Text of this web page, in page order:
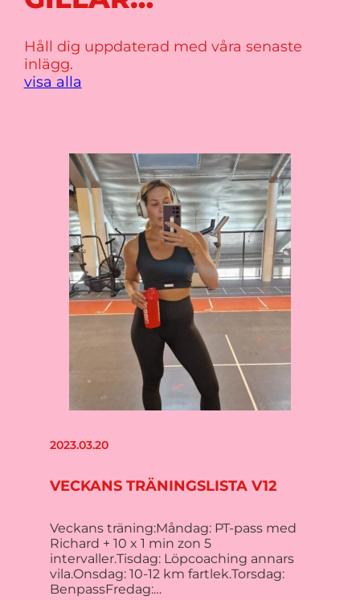
Håll dig uppdaterad med våra senaste
inlägg.
visa alla
2023.03.20
VECKANS TRÄNINGSLISTA V12
Veckans träning:Måndag: PT-pass med
Richard + 10 x 1 min zon 5
intervaller.Tisdag: Löpcoaching annars
vila.Onsdag: 10-12 km fartlek.Torsdag:
BenpassFredag:…